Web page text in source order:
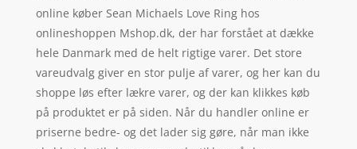
online køber Sean Michaels Love Ring hos
onlineshoppen Mshop.dk, der har forstået at dække
hele Danmark med de helt rigtige varer. Det store
vareudvalg giver en stor pulje af varer, og her kan du
shoppe løs efter lækre varer, og der kan klikkes køb
på produktet er på siden. Når du handler online er
priserne bedre- og det lader sig gøre, når man ikke